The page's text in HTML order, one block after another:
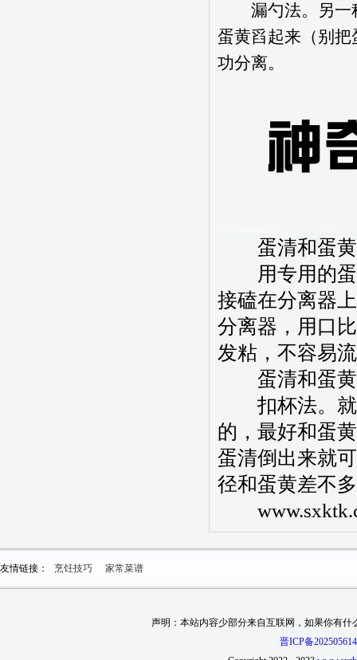
漏勺法。另一种
蛋黄舀起来（别
功分离。
蛋清和蛋黄
用专用的蛋
接磕在分离器
分离器，用口
发粘，不容易
蛋清和蛋黄
扣杯法。就
的，最好和蛋
蛋清倒出来就
径和蛋黄差
友情链接： 烹饪技巧 家常菜谱
声明：本站内容少部分来自互联网，如果你有
晋ICP备